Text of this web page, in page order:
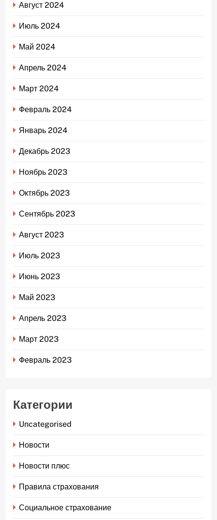
Август 2024
Июль 2024
Май 2024
Апрель 2024
Март 2024
Февраль 2024
Январь 2024
Декабрь 2023
Ноябрь 2023
Октябрь 2023
Сентябрь 2023
Август 2023
Июль 2023
Июнь 2023
Май 2023
Апрель 2023
Март 2023
Февраль 2023
Категории
Uncategorised
Новости
Новости плюс
Правила страхования
Социальное страхование